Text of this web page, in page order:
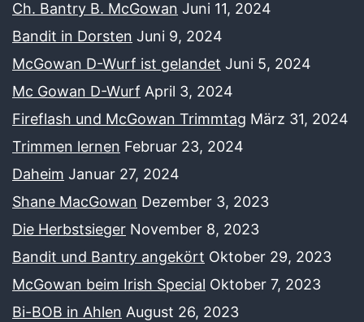
Ch. Bantry B. McGowan Juni 11, 2024
Bandit in Dorsten Juni 9, 2024
McGowan D-Wurf ist gelandet Juni 5, 2024
Mc Gowan D-Wurf April 3, 2024
Fireflash und McGowan Trimmtag März 31, 2024
Trimmen lernen Februar 23, 2024
Daheim Januar 27, 2024
Shane MacGowan Dezember 3, 2023
Die Herbstsieger November 8, 2023
Bandit und Bantry angekört Oktober 29, 2023
McGowan beim Irish Special Oktober 7, 2023
Bi-BOB in Ahlen August 26, 2023